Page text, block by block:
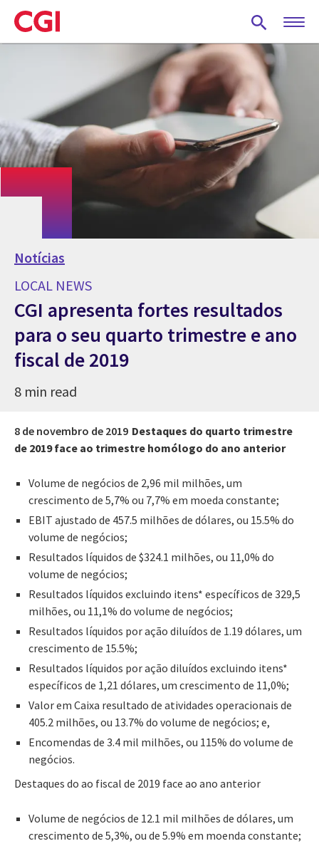
Skip
to
main
Notícias
LOCAL NEWS
CGI apresenta fortes resultados
para o seu quarto trimestre e ano
fiscal de 2019
8 min read
8 de novembro de 2019 Destaques do quarto trimestre
de 2019 face ao trimestre homólogo do ano anterior
Volume de negócios de 2,96 mil milhões, um
crescimento de 5,7% ou 7,7% em moeda constante;
EBIT ajustado de 457.5 milhões de dólares, ou 15.5% do
volume de negócios;
Resultados líquidos de $324.1 milhões, ou 11,0% do
volume de negócios;
Resultados líquidos excluindo itens* específicos de 329,5
milhões, ou 11,1% do volume de negócios;
Resultados líquidos por ação diluídos de 1.19 dólares, um
crescimento de 15.5%;
Resultados líquidos por ação diluídos excluindo itens*
específicos de 1,21 dólares, um crescimento de 11,0%;
Valor em Caixa resultado de atividades operacionais de
405.2 milhões, ou 13.7% do volume de negócios; e,
Encomendas de 3.4 mil milhões, ou 115% do volume de
negócios.
Destaques do ao fiscal de 2019 face ao ano anterior
Volume de negócios de 12.1 mil milhões de dólares, um
crescimento de 5,3%, ou de 5.9% em moenda constante;